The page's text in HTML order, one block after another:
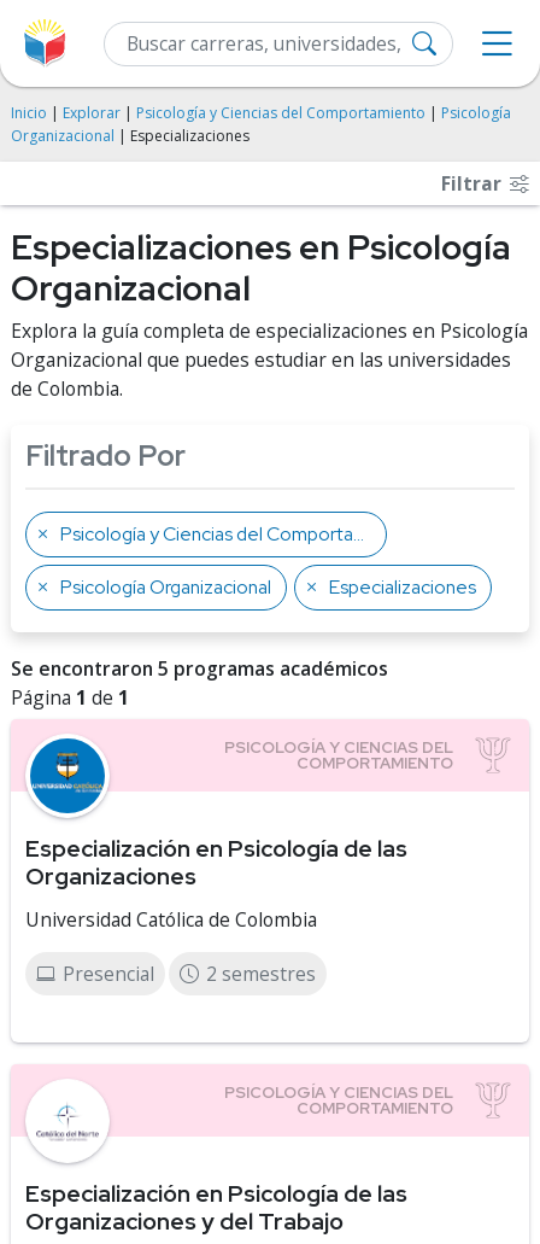
Inicio | Explorar | Psicología y Ciencias del Comportamiento | Psicología
Organizacional | Especializaciones
Filtrar
Especializaciones en Psicología
Organizacional
Explora la guía completa de especializaciones en Psicología
Organizacional que puedes estudiar en las universidades
de Colombia.
Filtrado Por
Psicología y Ciencias del Comportamiento
Psicología Organizacional Especializaciones
Se encontraron 5 programas académicos
Página 1 de 1
Especialización en Psicología de las
Organizaciones
Universidad Católica de Colombia
Presencial 2 semestres
Especialización en Psicología de las
Organizaciones y del Trabajo